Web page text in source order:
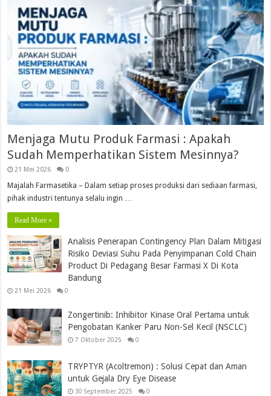
Menjaga Mutu Produk Farmasi : Apakah
Sudah Memperhatikan Sistem Mesinnya?
21 Mei 2026 0
Majalah Farmasetika – Dalam setiap proses produksi dari sediaan farmasi,
pihak industri tentunya selalu ingin …
Read More »
Analisis Penerapan Contingency Plan Dalam Mitigasi
Risiko Deviasi Suhu Pada Penyimpanan Cold Chain
Product Di Pedagang Besar Farmasi X Di Kota
Bandung
21 Mei 2026 0
Zongertinib: Inhibitor Kinase Oral Pertama untuk
Pengobatan Kanker Paru Non-Sel Kecil (NSCLC)
7 Oktober 2025 0
TRYPTYR (Acoltremon) : Solusi Cepat dan Aman
untuk Gejala Dry Eye Disease
30 September 2025 0